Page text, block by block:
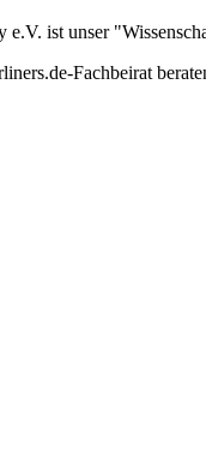
e.V. ist unser
Fachbeirat